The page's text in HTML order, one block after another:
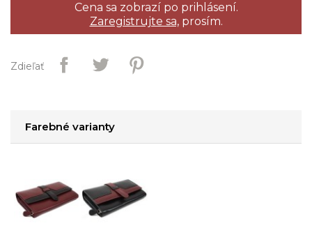
Cena sa zobrazí po prihlásení.
Zaregistrujte sa,prosím.
Zdieľať
Farebné varianty